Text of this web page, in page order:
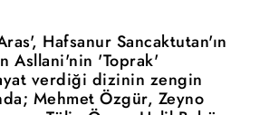
Hafsanur Sancaktutan'ın
Asllani'nin 'Toprak'
verdiği dizinin zengin
Mehmet Özgür, Zeyno